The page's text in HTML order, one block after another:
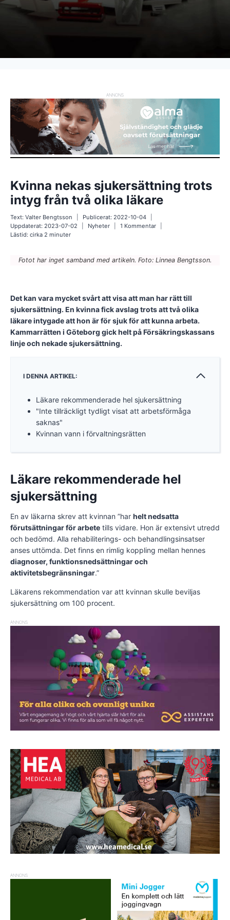
ANNONS
Kvinna nekas sjukersättning trots
intyg från två olika läkare
Text: Valter Bengtsson Publicerat: 2022-10-04
Uppdaterat: 2023-07-02 Nyheter
1 Kommentar
Lästid: cirka 2 minuter
Fotot har inget samband med artikeln. Foto: Linnea Bengtsson.
Det kan vara mycket svårt att visa att man har rätt till
sjukersättning. En kvinna fick avslag trots att två olika
läkare intygade att hon är för sjuk för att kunna arbeta.
Kammarrätten i Göteborg gick helt på Försäkringskassans
linje och nekade sjukersättning.
I DENNA ARTIKEL:
Läkare rekommenderade hel sjukersättning
"Inte tillräckligt tydligt visat att arbetsförmåga
saknas"
Kvinnan vann i förvaltningsrätten
Läkare rekommenderade hel
sjukersättning
En av läkarna skrev att kvinnan ”har helt nedsatta
förutsättningar för arbete tills vidare. Hon är extensivt utredd
och bedömd. Alla rehabiliterings- och behandlingsinsatser
anses uttömda. Det finns en rimlig koppling mellan hennes
diagnoser, funktionsnedsättningar och
aktivitetsbegränsningar.”
Läkarens rekommendation var att kvinnan skulle beviljas
sjukersättning om 100 procent.
ANNONS
ANNONS